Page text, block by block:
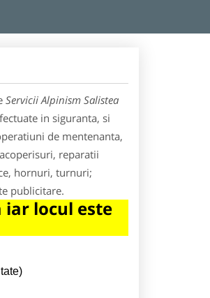
Servicii Alpinism Salistea
in siguranta, si
de mentenanta,
reparatii
hornuri, turnuri;
publicitare.
locul este